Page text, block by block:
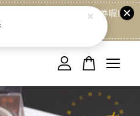
領取專屬折扣券喔!
前還是空的。
購物